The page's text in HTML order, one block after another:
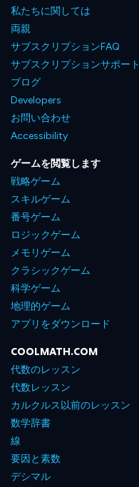
私たちに関しては
両親
サブスクリプションFAQ
サブスクリプションサポート
ブログ
Developers
お問い合わせ
Accessibility
ゲームを閲覧します
戦略ゲーム
スキルゲーム
番号ゲーム
ロジックゲーム
メモリゲーム
クラシックゲーム
科学ゲーム
地理的ゲーム
アプリをダウンロード
COOLMATH.COM
代数のレッスン
代数レッスン
カルクルス以前のレッスン
数学辞書
線
要因と素数
デシマル